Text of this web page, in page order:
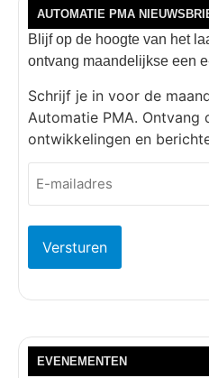
AUTOMATIE PMA
Blijf op de hoogte van het
ontvang maandelijkse een
Schrijf je in voor de
Automatie PMA. Ontvang
ontwikkelingen en
E-
mailadres
EVENEMENTEN